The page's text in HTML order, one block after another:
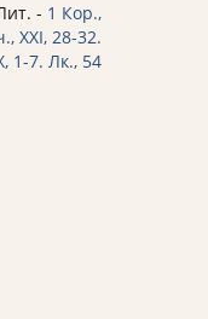
- 1 Кор.,
XXI, 28-32.
1-7. Лк., 54